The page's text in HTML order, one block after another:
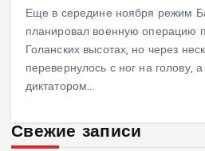
Еще в середине ноября режим
планировал военную операцию
Голанских высотах, но через
перевернулось с ног на голову,
диктатором…
Свежие записи